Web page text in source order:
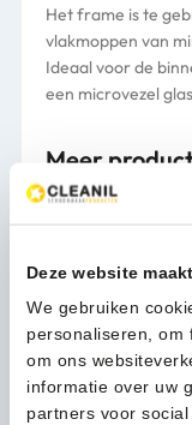
Deze website
We gebruiken
personaliseren, om
om ons
informatie over uw
partners voor
Het frame is te
vlakmoppen van
Ideaal voor de
een microvezel
Meer
Kleur
Merk
Uitvoering